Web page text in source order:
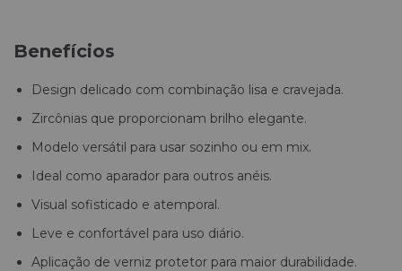
Benefícios
Design delicado com combinação lisa e cravejada.
Zircônias que proporcionam brilho elegante.
Modelo versátil para usar sozinho ou em mix.
Ideal como aparador para outros anéis.
Visual sofisticado e atemporal.
Leve e confortável para uso diário.
Aplicação de verniz protetor para maior durabilidade.